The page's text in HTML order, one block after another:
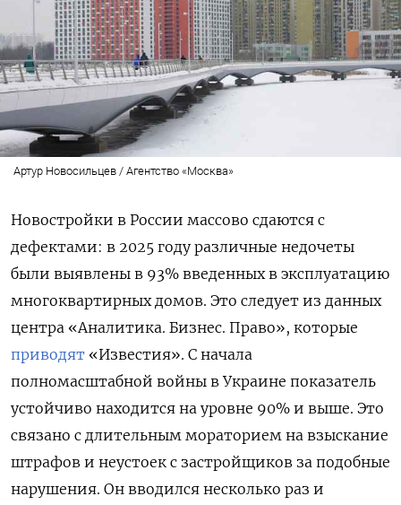
Артур Новосильцев / Агентство «Москва»
Новостройки в России массово сдаются с
дефектами: в 2025 году различные недочеты
были выявлены в 93% введенных в эксплуатацию
многоквартирных домов. Это следует из данных
центра «Аналитика. Бизнес. Право», которые
приводят «Известия». С начала
полномасштабной войны в Украине показатель
устойчиво находится на уровне 90% и выше. Это
связано с длительным мораторием на взыскание
штрафов и неустоек с застройщиков за подобные
нарушения. Он вводился несколько раз и